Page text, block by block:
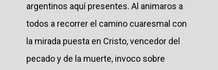
argentinos aquí presentes. Al animaros a
todos a recorrer el camino cuaresmal con
la mirada puesta en Cristo, vencedor del
pecado y de la muerte, invoco sobre